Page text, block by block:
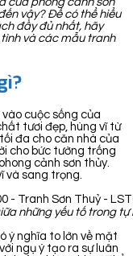
vậy? Để có thể hiểu
đầy đủ nhất, hãy
và các mẫu tranh
cuộc sống của
tươi đẹp, hùng vĩ từ
đa cho căn nhà của
cho bức tường trống
cảnh sơn thủy.
và sang trọng.
những yếu tố trong tự
ý nghĩa to lớn về mặt
ngụ ý tạo ra sự luân